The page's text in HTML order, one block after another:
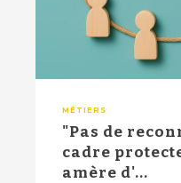
MÉTIERS
"Pas de
cadre
amère d'...